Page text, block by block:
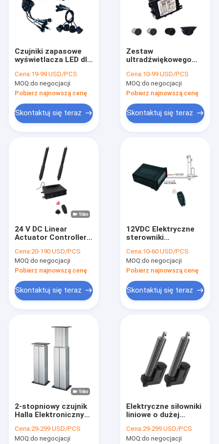
Dom
Produkty
Wycieczka po fabryce
Kontrola jakości
Aktualności
Elektryczne siłowniki liniowe
Siłowniki liniowe o dużej wytrzymałości
Siłownik kolumny podnoszącej
Czujniki zapasowe
wyświetlacza LED dla
czterema tylnymi
czujnikami
Cena:19-99 USD/PCS
MOQ:do negocjacji
Pobierz najnowszą cenę
Skontaktuj się teraz
Zestaw
ultradźwiękowego
parkowania LED, 2,5-
metrowy czujnik
unikania kolizji
Cena:10-99 USD/PCS
MOQ:do negocjacji
Pobierz najnowszą cenę
Skontaktuj się teraz
24 V DC Linear
Actuator Controllers
prąd
Cena:20-190 USD/PCS
MOQ:do negocjacji
Pobierz najnowszą cenę
Skontaktuj się teraz
12VDC Elektryczne
sterowniki
bezprzewodowe z
kluczami SGS
Cena:10-60 USD/PCS
MOQ:do negocjacji
Pobierz najnowszą cenę
Skontaktuj się teraz
2-stopniowy czujnik
Halla Elektroniczny
podnoszącej stół
operacyjny 4500N
Cena:29-299 USD/PCS
MOQ:do negocjacji
Elektryczne siłowniki
liniowe o dużej
DC 6000N IP69 Niski
poziom hałasu
Cena:29-299 USD/PCS
MOQ:do negocjacji